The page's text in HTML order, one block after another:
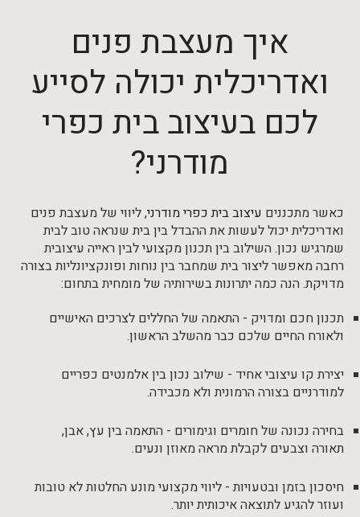
איך מעצבת פנים
ואדריכלית יכולה לסייע
לכם בעיצוב בית כפרי
מודרני?
כאשר מתכננים עיצוב בית כפרי מודרני, ליווי של מעצבת פנים
ואדריכלית יכול לעשות את ההבדל בין בית שנראה טוב לבית
שמרגיש נכון. השילוב בין תכנון מקצועי לבין ראייה עיצובית
רחבה מאפשר ליצור בית שמחבר בין נוחות ופונקציונליות בצורה
מדויקת. הנה כמה יתרונות בשירותיה של מומחית בתחום:
תכנון חכם ומדויק - התאמה של החללים לצרכים האישיים
ולאורח החיים שלכם כבר מהשלב הראשון.
יצירת קו עיצובי אחיד - שילוב נכון בין אלמנטים כפריים
למודרניים בצורה הרמונית ולא מכבידה.
בחירה נכונה של חומרים וגימורים - התאמה בין עץ, אבן,
תאורה וצבעים לקבלת מראה מאוזן ונעים.
חיסכון בזמן ובטעויות - ליווי מקצועי מונע החלטות לא טובות
ועוזר להגיע לתוצאה איכותית יותר.